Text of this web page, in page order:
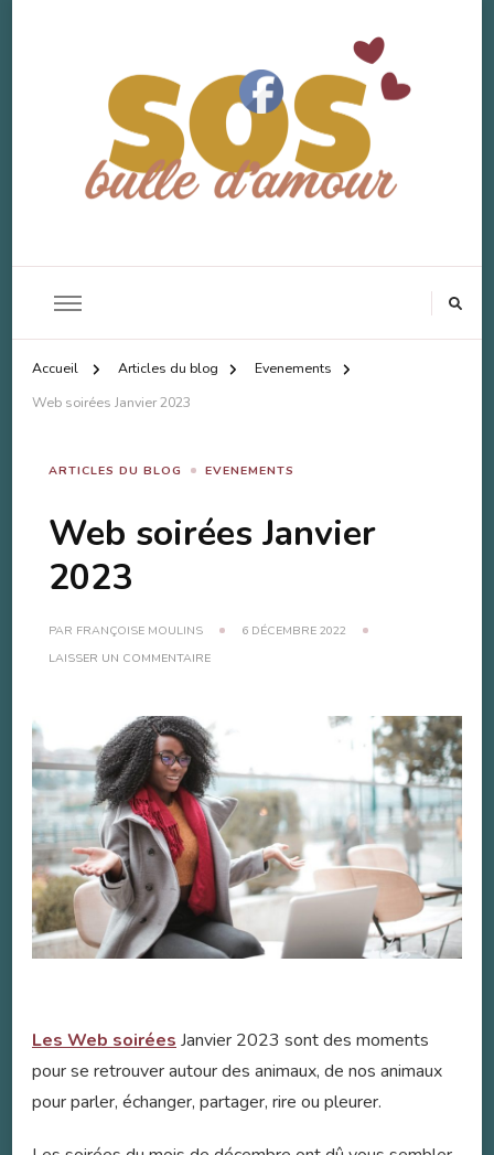
SOS Bulle d'Amour
Accueil Articles du blog
Evenements
Web soirées Janvier 2023
ARTICLES DU BLOG EVENEMENTS
Web soirées Janvier
2023
PAR FRANÇOISE MOULINS
6 DÉCEMBRE 2022
LAISSER UN COMMENTAIRESUR
2023
Les Web soirées Janvier 2023 sont des moments
pour se retrouver autour des animaux, de nos animaux
pour parler, échanger, partager, rire ou pleurer.